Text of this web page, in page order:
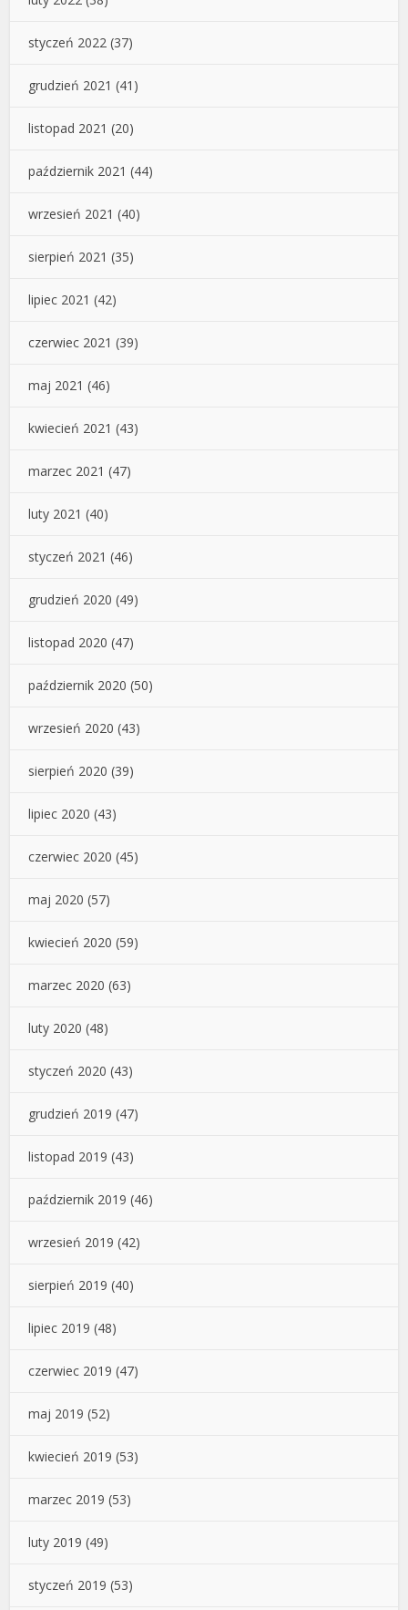
styczeń 2022 (37)
grudzień 2021 (41)
listopad 2021 (20)
październik 2021 (44)
wrzesień 2021 (40)
sierpień 2021 (35)
lipiec 2021 (42)
czerwiec 2021 (39)
maj 2021 (46)
kwiecień 2021 (43)
marzec 2021 (47)
luty 2021 (40)
styczeń 2021 (46)
grudzień 2020 (49)
listopad 2020 (47)
październik 2020 (50)
wrzesień 2020 (43)
sierpień 2020 (39)
lipiec 2020 (43)
czerwiec 2020 (45)
maj 2020 (57)
kwiecień 2020 (59)
marzec 2020 (63)
luty 2020 (48)
styczeń 2020 (43)
grudzień 2019 (47)
listopad 2019 (43)
październik 2019 (46)
wrzesień 2019 (42)
sierpień 2019 (40)
lipiec 2019 (48)
czerwiec 2019 (47)
maj 2019 (52)
kwiecień 2019 (53)
marzec 2019 (53)
luty 2019 (49)
styczeń 2019 (53)